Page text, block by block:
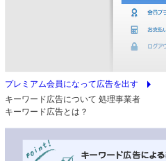
プレミアム会員になって広告を出す arrow_right
キーワード広告について 処理事業者
キーワード広告とは？